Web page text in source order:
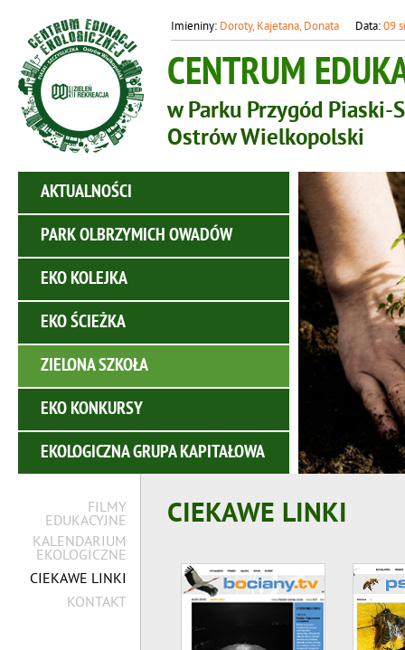
Doroty, Kajetana, Donata 09
CENTRUM
w Parku Przygód Piaski-
Ostrów Wielkopolski
AKTUALNOŚCI
PARK OLBRZYMICH OWADÓW
EKO KOLEJKA
EKO ŚCIEŻKA
ZIELONA SZKOŁA
EKO KONKURSY
EKOLOGICZNA GRUPA KAPITAŁOWA
FILMY
EDUKACYJNE
KALENDARIUM
EKOLOGICZNE
CIEKAWE LINKI
KONTAKT
CIEKAWE LINKI